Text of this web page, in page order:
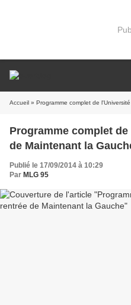
Accueil » Programme complet de
Programme complet
de Maintenant la
Publié le 17/09/2014 à 10:29
Par MLG 95